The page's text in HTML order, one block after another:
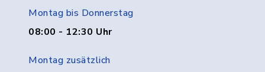
Montag bis Donnerstag
08:00 - 12:30 Uhr
Montag zusätzlich